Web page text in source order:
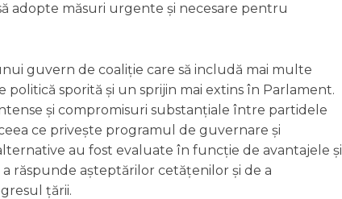
adopte măsuri urgente și necesare pentru
guvern de coaliție care să includă mai multe
sporită și un sprijin mai extins în Parlament.
și compromisuri substanțiale între partidele
ce privește programul de guvernare și
au fost evaluate în funcție de avantajele și
răspunde așteptărilor cetățenilor și de a
țării.